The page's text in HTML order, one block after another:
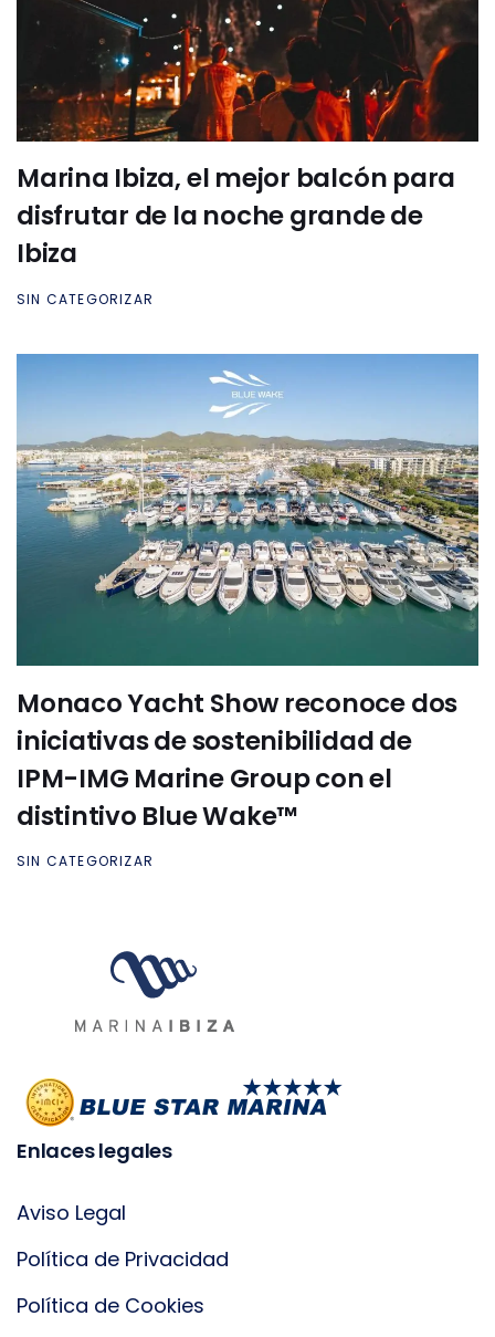
Marina Ibiza, el mejor balcón para
disfrutar de la noche grande de
Ibiza
SIN CATEGORIZAR
Monaco Yacht Show reconoce dos
iniciativas de sostenibilidad de
IPM-IMG Marine Group con el
distintivo Blue Wake™
SIN CATEGORIZAR
Enlaces legales
Aviso Legal
Política de Privacidad
Política de Cookies